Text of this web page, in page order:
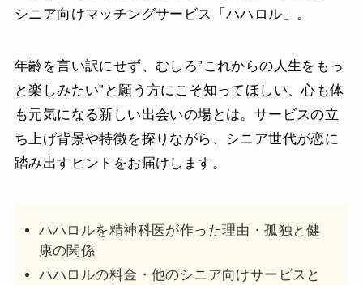
シニア向けマッチングサービス「ハハロル」。
年齢を言い訳にせず、むしろ”これからの人生をもっ
と楽しみたい”と願う方にこそ知ってほしい、心も体
も元気になる新しい出会いの場とは。サービスの立
ち上げ背景や特徴を探りながら、シニア世代が恋に
踏み出すヒントをお届けします。
ハハロルを精神科医が作った理由・孤独と健
康の関係
ハハロルの料金・他のシニア向けサービスと